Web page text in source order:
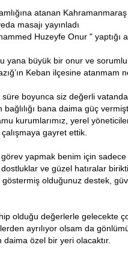
atanan
masajı yayınladı
Huzeyfe Onur " yaptığı
yana büyük bir onur ve
Keban ilçesine atanmam
süre boyunca siz değerli
bana daima güç
kurumlarımız, yerel
gayret ettik.
yapmak benim için
ve güzel hatıralar
olduğunuz destek,
olduğu değerlerle gelecekte
ayrılıyor olsam da
özel bir yeri olacaktır.